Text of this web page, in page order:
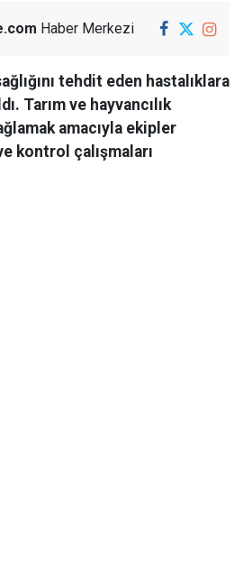
Haber Merkezi
tehdit eden hastalıklara
Tarım ve hayvancılık
amacıyla ekipler
kontrol çalışmaları